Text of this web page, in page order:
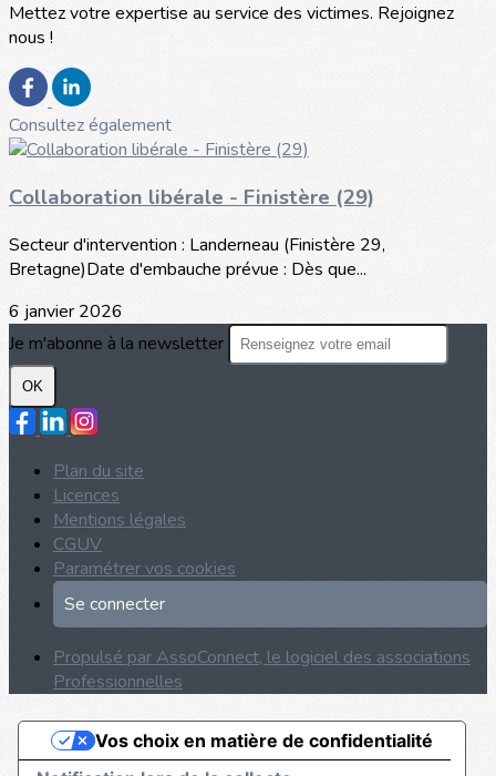
Mettez votre expertise au service des victimes. Rejoignez
nous !
Consultez également
Collaboration libérale - Finistère (29)
Secteur d'intervention : Landerneau (Finistère 29,
Bretagne)Date d'embauche prévue : Dès que...
6 janvier 2026
Je m'abonne à la newsletter
OK
Plan du site
Licences
Mentions légales
CGUV
Paramétrer vos cookies
Se connecter
Propulsé par AssoConnect, le logiciel des associations
Professionnelles
Vos choix en matière de confidentialité